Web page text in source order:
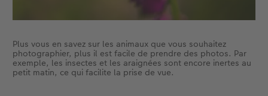
Plus vous en savez sur les animaux que vous souhaitez
photographier, plus il est facile de prendre des photos. Par
exemple, les insectes et les araignées sont encore inertes au
petit matin, ce qui facilite la prise de vue.